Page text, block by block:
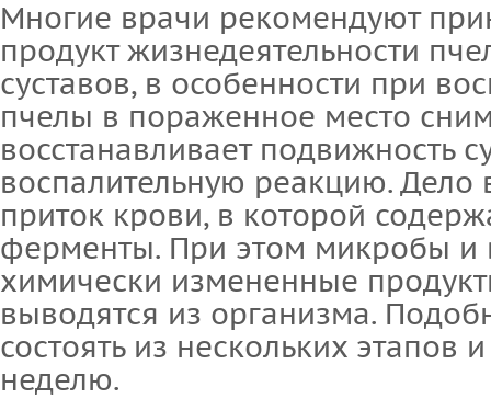
Многие врачи рекомендуют
продукт жизнедеятельности
суставов, в особенности при
пчелы в пораженное место
восстанавливает подвижность
воспалительную реакцию. Дело
приток крови, в которой
ферменты. При этом микробы и
химически измененные
выводятся из организма.
состоять из нескольких этапов
неделю.